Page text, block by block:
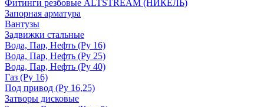
Фитинги резбовые ALTSTREAM (НИКЕЛЬ)
Запорная арматура
Вантузы
Задвижки стальные
Вода, Пар, Нефть (Ру 16)
Вода, Пар, Нефть (Ру 25)
Вода, Пар, Нефть (Ру 40)
Газ (Ру 16)
Под привод (Ру 16,25)
Затворы дисковые